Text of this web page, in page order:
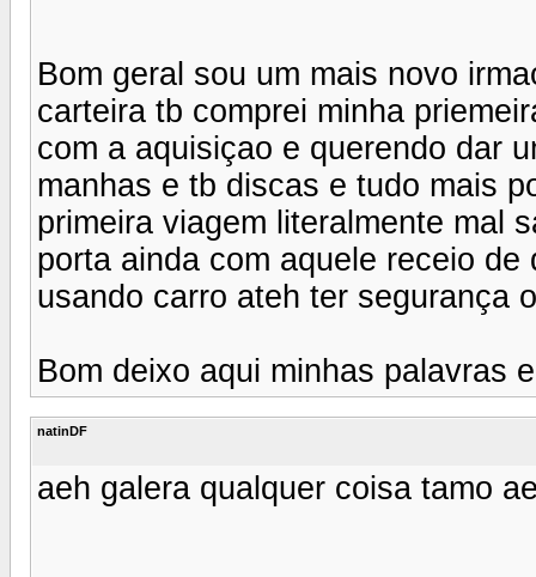
Bom geral sou um mais novo
carteira tb comprei minha
com a aquisiçao e querendo dar
manhas e tb discas e tudo mais
primeira viagem literalmente mal
porta ainda com aquele receio
usando carro ateh ter segurança
Bom deixo aqui minhas palavras
natinDF
aeh galera qualquer coisa tamo